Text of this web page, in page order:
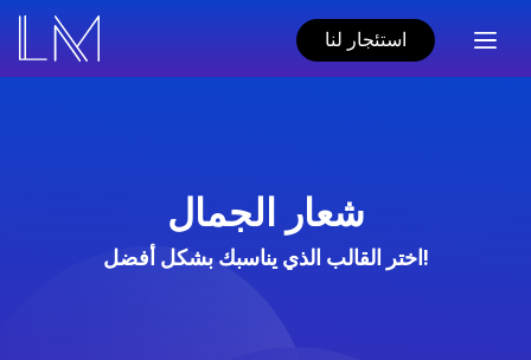
استئجار لنا
شعار الجمال
اختر القالب الذي يناسبك بشكل أفضل!